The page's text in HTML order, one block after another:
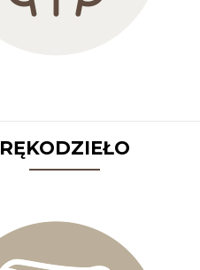
RĘKODZIEŁO